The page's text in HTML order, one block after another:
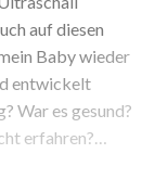
auf diesen
Baby wieder
entwickelt
War es gesund?
erfahren?…